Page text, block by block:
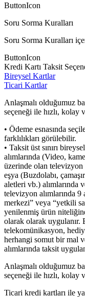
ButtonIcon
Soru Sorma Kuralları
Soru Sorma Kuralları
ButtonIcon
Kredi Kartı Taksit
Bireysel Kartlar
Ticari Kartlar
Anlaşmalı olduğumuz
seçeneği ile hızlı,
• Ödeme esnasında
farklılıkları görülebilir.
• Taksit üst sınırı
alımlarında (Video,
üzerinde olan televizyon
eşya (Buzdolabı,
aletleri vb.) alımlarında
televizyon alımlarında 9
merkezi” veya “yetkili
yenilenmiş ürün
olarak olarak uygulanır.
telekomünikasyon,
herhangi somut bir mal
alımlarında taksit
Anlaşmalı olduğumuz
seçeneği ile hızlı,
Ticari kredi kartları ile